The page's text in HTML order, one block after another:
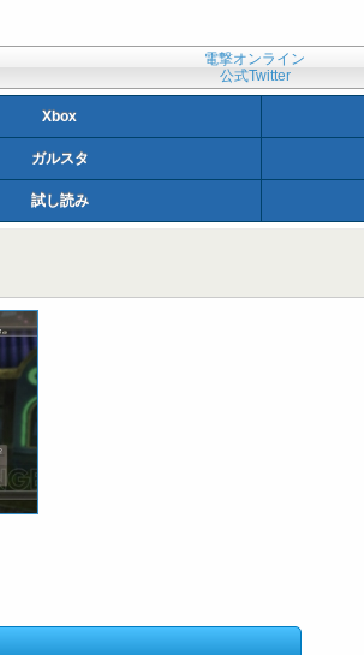
電撃オンライン
公式Twitter
Xbox
ガルスタ
試し読み